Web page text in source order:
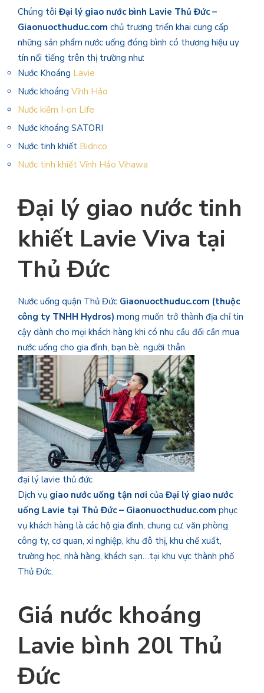
Chúng tôi Đại lý giao nước bình Lavie Thủ Đức –
Giaonuocthuduc.com chủ trương triển khai cung cấp
những sản phẩm nước uống đóng bình có thương hiệu uy
tín nổi tiếng trên thị trường như:
Nước Khoáng Lavie
Nước khoáng Vĩnh Hảo
Nước kiềm I-on Life
Nước khoáng SATORI
Nước tinh khiết Bidrico
Nước tinh khiết Vĩnh Hảo Vihawa
Đại lý giao nước tinh
khiết Lavie Viva tại
Thủ Đức
Nước uống quận Thủ Đức Giaonuocthuduc.com (thuộc
công ty TNHH Hydros) mong muốn trở thành địa chỉ tin
cậy dành cho mọi khách hàng khi có nhu cầu đổi cần mua
nước uống cho gia đình, bạn bè, người thân.
đại lý lavie thủ đức
Dịch vụ giao nước uống tận nơi củaĐại lý giao nước
uống Lavie tại Thủ Đức – Giaonuocthuduc.com phục
vụ khách hàng là các hộ gia đình, chung cư, văn phòng
công ty, cơ quan, xí nghiệp, khu đô thị, khu chế xuất,
trường học, nhà hàng, khách sạn…tại khu vực thành phố
Thủ Đức.
Giá nước khoáng
Lavie bình 20l Thủ
Đức